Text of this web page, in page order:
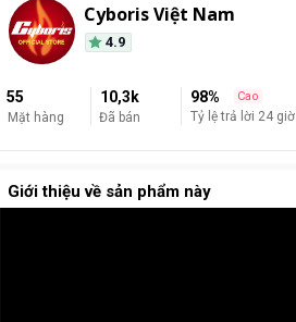
Cyboris Việt Nam
Mặt hàng
4.9
55 10,3k
Đã bán
98% Cao
Tỷ lệ trả lời 24 giờ
Giới thiệu về sản phẩm này